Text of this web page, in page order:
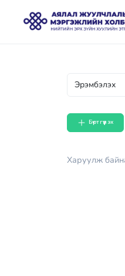
Бүртгүүлэх
Харуулж